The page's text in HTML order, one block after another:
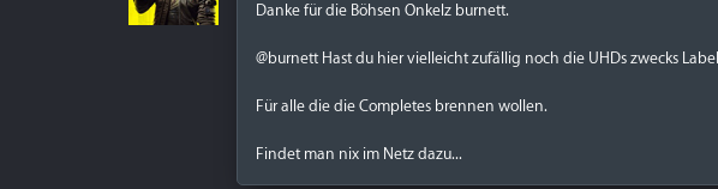
Danke für die Böhsen Onkelz burnett.
@burnett Hast du hier vielleicht zufällig noch die UHDs zwecks
Für alle die die Completes brennen wollen.
Findet man nix im Netz dazu...